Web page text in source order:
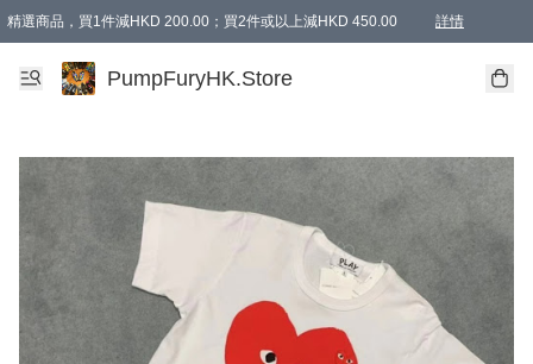
精選商品，買1件減HKD 200.00；買2件或以上減HKD 450.00 詳情
AAPE商品,會員專享9折或以上（按會員等級）AAPE products, members can
精選商品，任選買2件或以上減HKD 100.00
購物滿 HKD 800.00即享免運費優惠！（適用於 特定的送貨方式 )
PumpFuryHK.Store